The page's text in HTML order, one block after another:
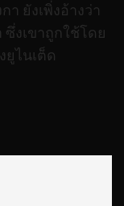
า ยังเพิ่งอ้างว่า
ซึ่งเขาถูกใช้โดย
ยูไนเต็ด